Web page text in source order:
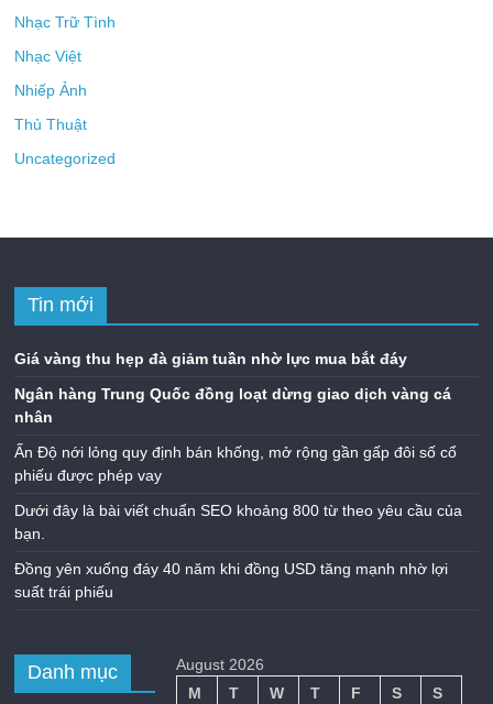
Nhạc Trữ Tình
Nhạc Việt
Nhiếp Ảnh
Thủ Thuật
Uncategorized
Tin mới
Giá vàng thu hẹp đà giảm tuần nhờ lực mua bắt đáy
Ngân hàng Trung Quốc đồng loạt dừng giao dịch vàng cá
nhân
Ấn Độ nới lỏng quy định bán khống, mở rộng gần gấp đôi số cổ
phiếu được phép vay
Dưới đây là bài viết chuẩn SEO khoảng 800 từ theo yêu cầu của
bạn.
Đồng yên xuống đáy 40 năm khi đồng USD tăng mạnh nhờ lợi
suất trái phiếu
Danh mục
August 2026
M
T W T F S
S